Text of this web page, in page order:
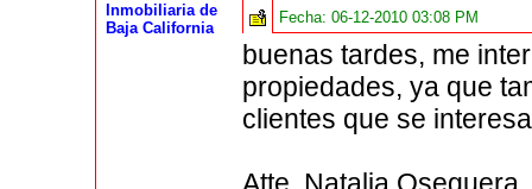
Inmobiliaria de
Baja California
Fecha:06-12-2010 03:08 PM
buenas tardes, me
propiedades, ya que
clientes que se